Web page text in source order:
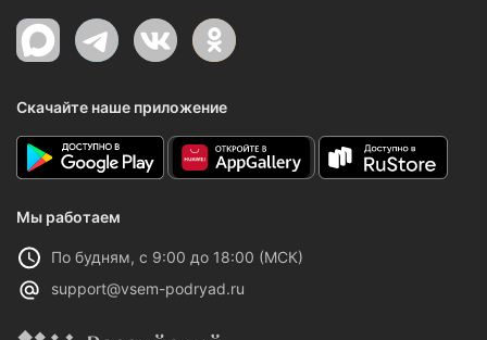
Скачайте наше приложение
Мы работаем
По будням, с 9:00 до 18:00 (МСК)
support@vsem-podryad.ru